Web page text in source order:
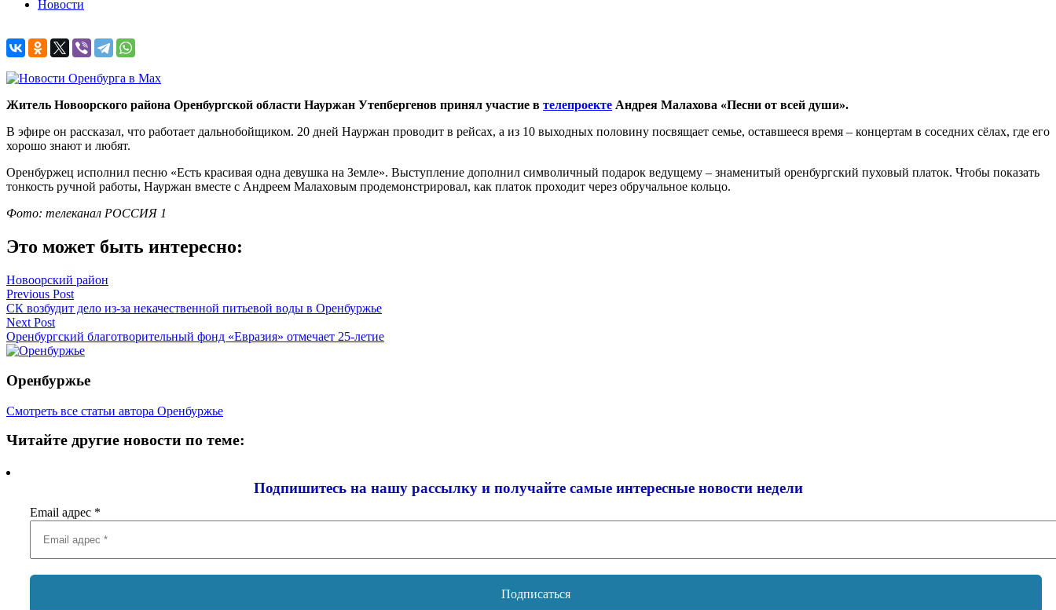
Новости
Житель Новоорского района Оренбургской области Науржан Утепбергенов принял участие в телепроекте Андрея Малахова «Песни от всей души».
В эфире он рассказал, что работает дальнобойщиком. 20 дней Науржан проводит в рейсах, а из 10 выходных половину посвящает семье, оставшееся время – концертам в соседних сёлах, где его
хорошо знают и любят.
Оренбуржец исполнил песню «Есть красивая одна девушка на Земле». Выступление дополнил символичный подарок ведущему – знаменитый оренбургский пуховый платок. Чтобы показать
тонкость ручной работы, Науржан вместе с Андреем Малаховым продемонстрировал, как платок проходит через обручальное кольцо.
Фото: телеканал РОССИЯ 1
Это может быть интересно:
Новоорский район
Навигация
по
записям
Previous Post
СК возбудит дело из-за некачественной питьевой воды в Оренбуржье
Next Post
Оренбургский благотворительный фонд «Евразия» отмечает 25-летие
Оренбуржье
Смотреть все статьи автора Оренбуржье
Читайте другие новости по теме:
Подпишитесь на нашу рассылку и получайте самые интересные новости недели
Email адрес *